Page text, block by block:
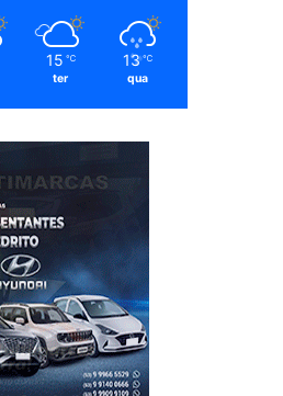
15 ℃
ter
13 ℃
qua